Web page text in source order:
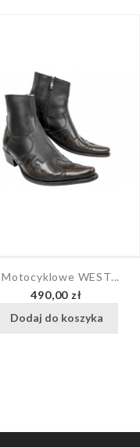
WEST...
Cena
490,00 zł
Dodaj do koszyka